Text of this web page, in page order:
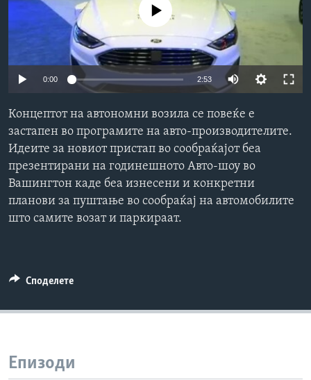
ИНТЕРВЈУА
Јазици
No media source currently available
0:00 2:53
Концептот на автономни возила се повеќе е
застапен во програмите на авто-производителите.
Идеите за новиот пристап во сообраќајот беа
презентирани на годинешното Авто-шоу во
Вашингтон каде беа изнесени и конкретни
планови за пуштање во сообраќај на автомобилите
што самите возат и паркираат.
Споделете
Епизоди